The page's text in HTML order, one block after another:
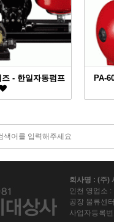
- 한일자동펌프 PA-
회사명 : (주)
인천 영업소
공장 물류센
사업자등록